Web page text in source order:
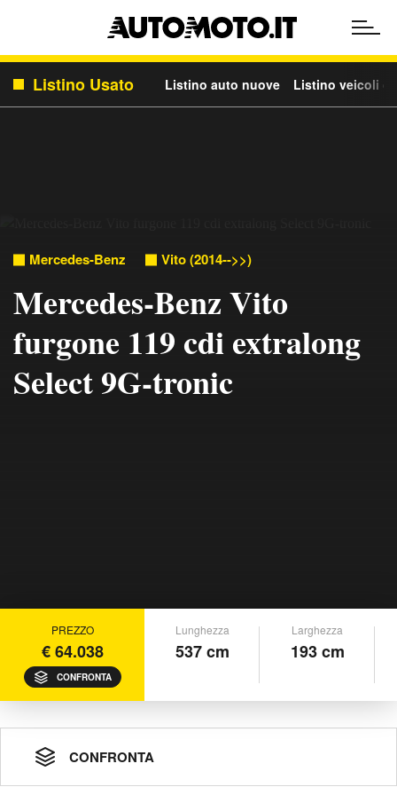
Listino Usato Listino auto nuove Listino veicoli
Mercedes-Benz Vito (2014-->>)
Mercedes-Benz Vito
furgone 119 cdi extralong
Select 9G-tronic
PREZZO
€ 64.038
CONFRONTA
Lunghezza
537 cm
Larghezza
193 cm
CONFRONTA